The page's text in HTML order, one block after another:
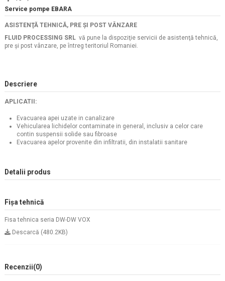
Service pompe EBARA
ASISTENŢĂ TEHNICĂ, PRE ŞI POST VÂNZARE
FLUID PROCESSING SRL vă pune la dispoziţie servicii de asistenţă tehnică,
pre şi post vânzare, pe întreg teritoriul Romaniei.
Descriere
APLICATII:
Evacuarea apei uzate in canalizare
Vehicularea lichidelor contaminate in general, inclusiv a celor care
contin suspensii solide sau fibroase
Evacuarea apelor provenite din infiltratii, din instalatii sanitare
Detalii produs
Fișa tehnică
Fisa tehnica seria DW-DW VOX
Descarcă (480.2KB)
Recenzii(0)